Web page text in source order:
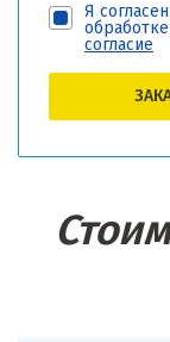
Я
согласие